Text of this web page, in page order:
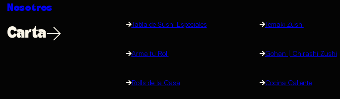
Nosotros
Carta
Tabla de Sushi Especiales
Arma tu Roll
Rolls de la Casa
Temaki Zushi
Gohan | Chirashi Zushi
Cocina Caliente